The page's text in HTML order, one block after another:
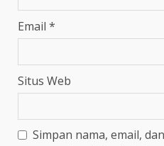
Email *
Situs Web
Simpan nama, email,